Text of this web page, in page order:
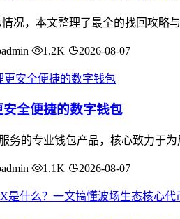
况，本文整理了最全的找回攻
1.2K 2026-08-07
全便捷的数字钱包
务的专业钱包产品，核心致力于
1.1K 2026-08-07